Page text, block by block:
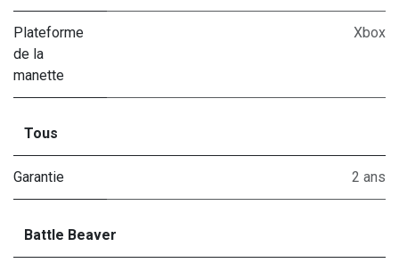
Plateforme
de la
manette
Xbox
Tous
Garantie 2 ans
Battle Beaver